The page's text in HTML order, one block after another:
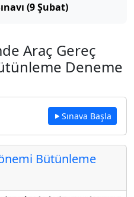
(9 Şubat)
Araç Gereç
Deneme
Sınava Başla
Bütünleme